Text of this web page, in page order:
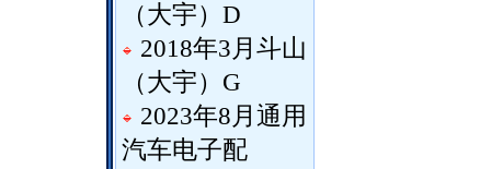
（大宇）D
2018年3月斗山
（大宇）G
2023年8月通用
汽车电子配